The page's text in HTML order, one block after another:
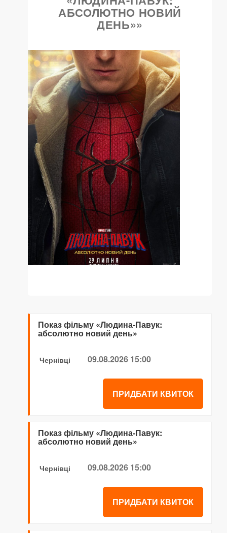
АБСОЛЮТНО НОВИЙ
ДЕНЬ»»
Показ фільму «Людина-Павук:
абсолютно новий день»
Чернівці 09.08.2026 15:00
ПРИДБАТИ КВИТОК
Показ фільму «Людина-Павук:
абсолютно новий день»
Чернівці 09.08.2026 15:00
ПРИДБАТИ КВИТОК